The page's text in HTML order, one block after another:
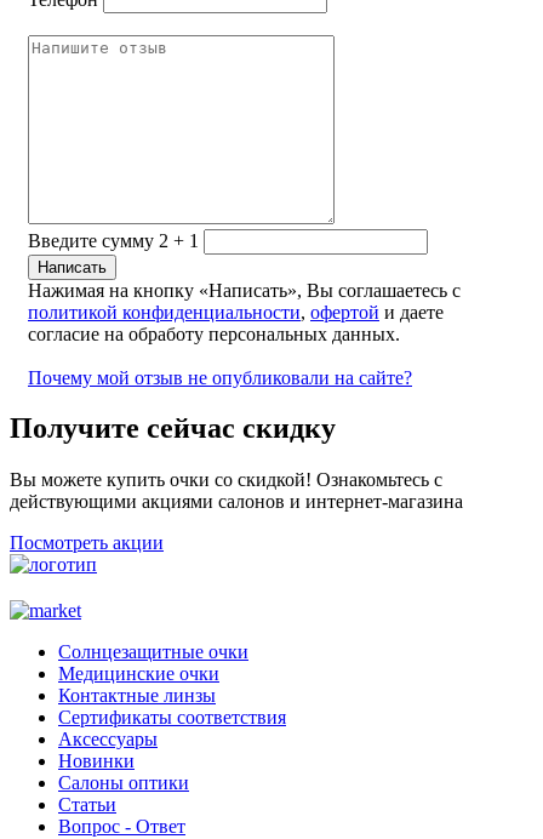
Введите сумму 2 + 1
Нажимая на кнопку «Написать», Вы соглашаетесь с
политикой конфиденциальности, офертой и даете
согласие на обработу персональных данных.
Почему мой отзыв не опубликовали на сайте?
Получите сейчас скидку
Вы можете купить очки со скидкой! Ознакомьтесь с
действующими акциями салонов и интернет-магазина
Посмотреть акции
Солнцезащитные очки
Медицинские очки
Контактные линзы
Сертификаты соответствия
Аксессуары
Новинки
Салоны оптики
Статьи
Вопрос - Ответ